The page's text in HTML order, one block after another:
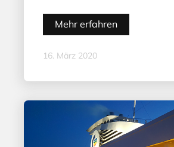
Mehr erfahren
16. März 2020